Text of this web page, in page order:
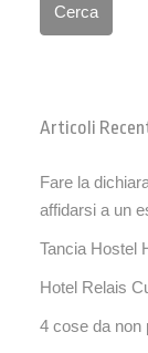
Cerca
Articoli
Fare la
affidarsi a un
Tancia Hostel
Hotel Relais
4 cose da non